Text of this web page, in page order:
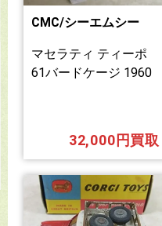
CMC/シーエムシー
マセラティ ティーポ
61バードケージ 1960
32,000円買取